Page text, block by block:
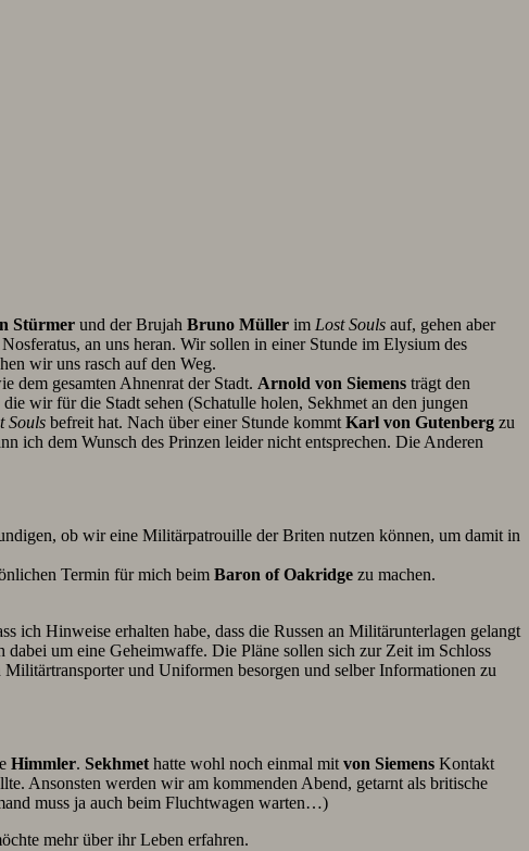
Stürmer und der Brujah Bruno Müller im Lost Souls auf, gehen aber
an uns heran. Wir sollen in einer Stunde im Elysium des
wir uns rasch auf den Weg.
dem gesamten Ahnenrat der Stadt. Arnold von Siemens trägt den
wir für die Stadt sehen (Schatulle holen, Sekhmet an den jungen
Souls befreit hat. Nach über einer Stunde kommt Karl von Gutenberg zu
ich dem Wunsch des Prinzen leider nicht entsprechen. Die Anderen
ob wir eine Militärpatrouille der Briten nutzen können, um damit in
Termin für mich beim Baron of Oakridge zu machen.
Hinweise erhalten habe, dass die Russen an Militärunterlagen gelangt
um eine Geheimwaffe. Die Pläne sollen sich zur Zeit im Schloss
und Uniformen besorgen und selber Informationen zu
Himmler. Sekhmet hatte wohl noch einmal mit von Siemens Kontakt
Ansonsten werden wir am kommenden Abend, getarnt als britische
muss ja auch beim Fluchtwagen warten…)
mehr über ihr Leben erfahren.